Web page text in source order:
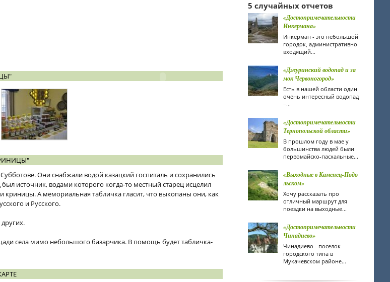
Они снабжали водой казацкий госпиталь и сохранились
источник, водами которого когда-то местный старец исцелил
криницы. А мемориальная табличка гласит, что выкопаны они, как
и Русского.
села мимо небольшого базарчика. В помощь будет табличка-
5 случайных отчетов
«Достопримечательности
Инкермана»
Инкерман - это небольшой
городок, административно
входящий...
«Джуринский водопад и за
мок Червоногород»
Есть в нашей области один
очень интересный водопад
–...
«Достопримечательности
Тернопольской области»
В прошлом году в мае у
большинства людей были
первомайско-пасхальные...
«Выходные в Каменец-Подо
льском»
Хочу рассказать про
отличный маршрут для
поездки на выходные...
«Достопримечательности
Чинадиево»
Чинадиево - поселок
городского типа в
Мукачевском районе...